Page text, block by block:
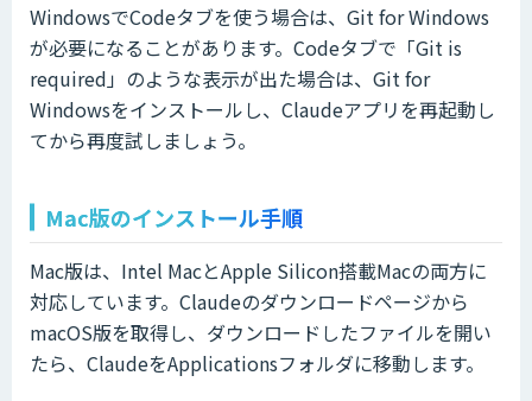
WindowsでCodeタブを使う場合は、Git for Windows
が必要になることがあります。Codeタブで「Git is
required」のような表示が出た場合は、Git for
Windowsをインストールし、Claudeアプリを再起動し
てから再度試しましょう。
Mac版のインストール手順
Mac版は、Intel MacとApple Silicon搭載Macの両方に
対応しています。Claudeのダウンロードページから
macOS版を取得し、ダウンロードしたファイルを開い
たら、ClaudeをApplicationsフォルダに移動します。